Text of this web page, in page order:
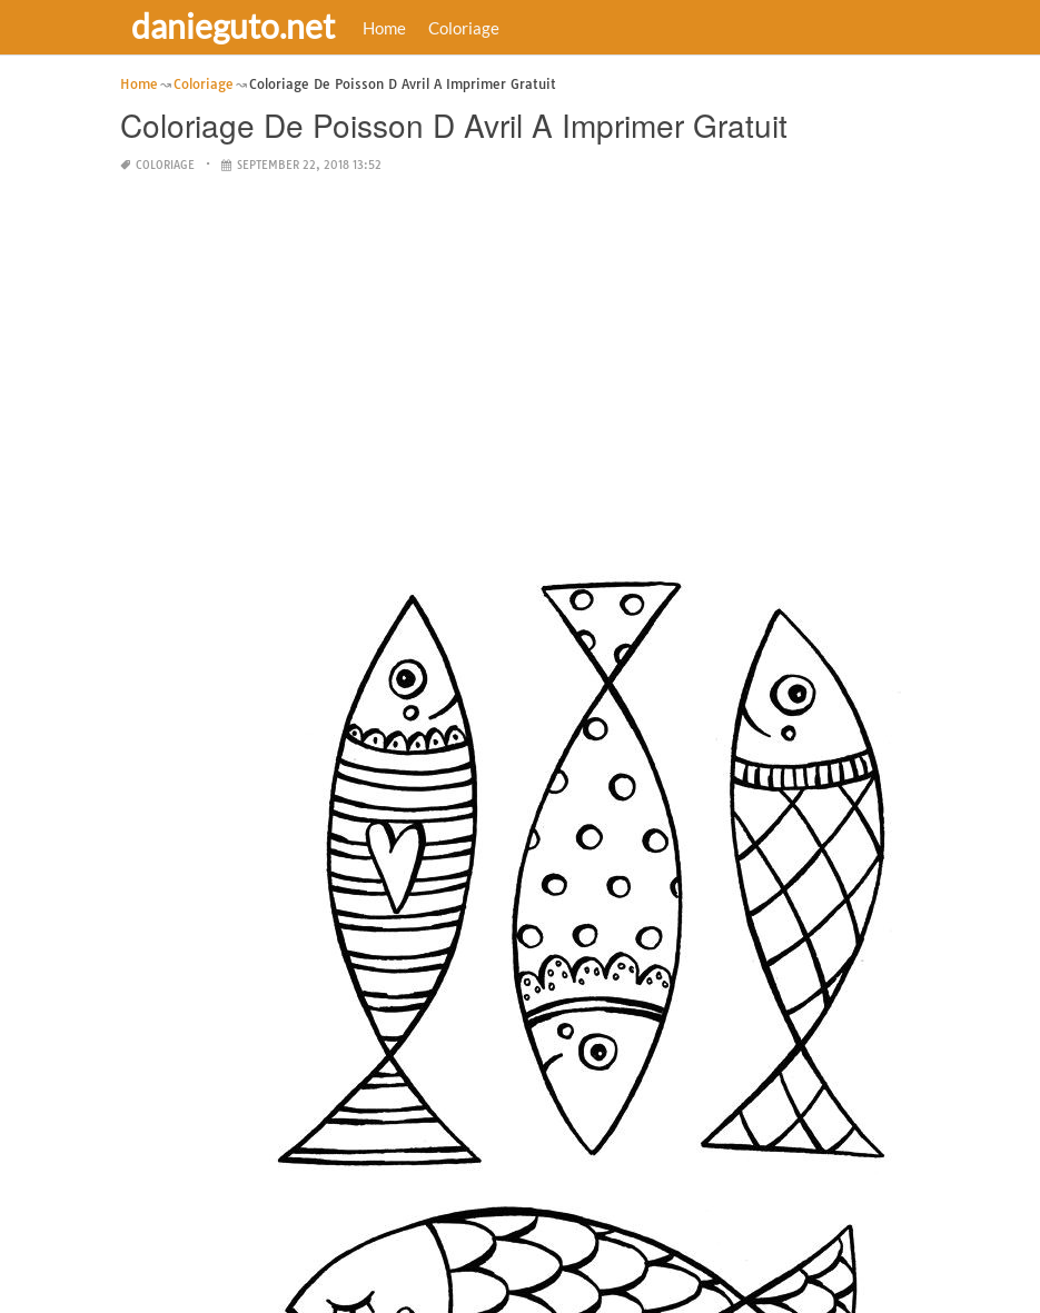
danieguto.net Home Coloriage
Home Coloriage Coloriage De Poisson D Avril A Imprimer Gratuit
Coloriage De Poisson D Avril A Imprimer Gratuit
COLORIAGE SEPTEMBER 22, 2018 13:52